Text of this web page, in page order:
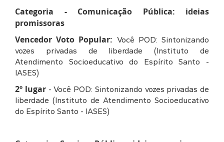
Categoria - Comunicação Pública: ideias
promissoras
Vencedor Voto Popular: Você POD: Sintonizando
vozes privadas de liberdade (Instituto de
Atendimento Socioeducativo do Espírito Santo -
IASES)
2º lugar - Você POD: Sintonizando vozes privadas de
liberdade (Instituto de Atendimento Socioeducativo
do Espírito Santo - IASES)